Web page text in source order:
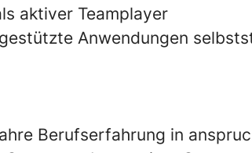
aktiver Teamplayer
Anwendungen
Berufserfahrung in